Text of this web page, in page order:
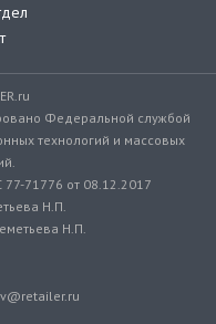
Федеральной службой
технологий и массовых
71776 от 08.12.2017
Н.П.
Н.П.